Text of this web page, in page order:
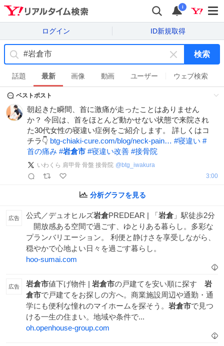
i
ログイン ID新規取得
キ
ー
ワ
ド
を
消
す
検索
話題 最新 画像 動画 ユーザー ウェブ検索
ベストポスト
朝起きた瞬間、首に激痛が走ったことはありません
か？ 今回は、首をほとんど動かせない状態で来院され
た30代女性の寝違い症例をご紹介します。 詳しくはコ
チラ👇 btg-chiaki-cure.com/blog/neck-pain… #寝違い #
首の痛み #岩倉市 #寝違い改善 #接骨院
いわくら 肩甲骨 骨盤 接骨院 @btg_iwakura
3:00
分析グラフを見る
広告 公式／デュオヒルズ岩倉PREDEAR | 「岩倉」駅徒歩2分
開放感ある空間で過ごす、ゆとりある暮らし。多彩な
プランバリエーション。 利便と静けさを享受しながら、
穏やかで心地よい日々を過ごす暮らし。
hoo-sumai.com
広告 岩倉市値下げ物件 | 岩倉市の戸建てを安い順に探す
岩
倉市で戸建てをお探しの方へ。商業施設周辺や通勤・通
学にも便利な憧れのマイホームを探そう。 岩倉市で見つ
ける一生の住まい。地域や条件で...
oh.openhouse-group.com